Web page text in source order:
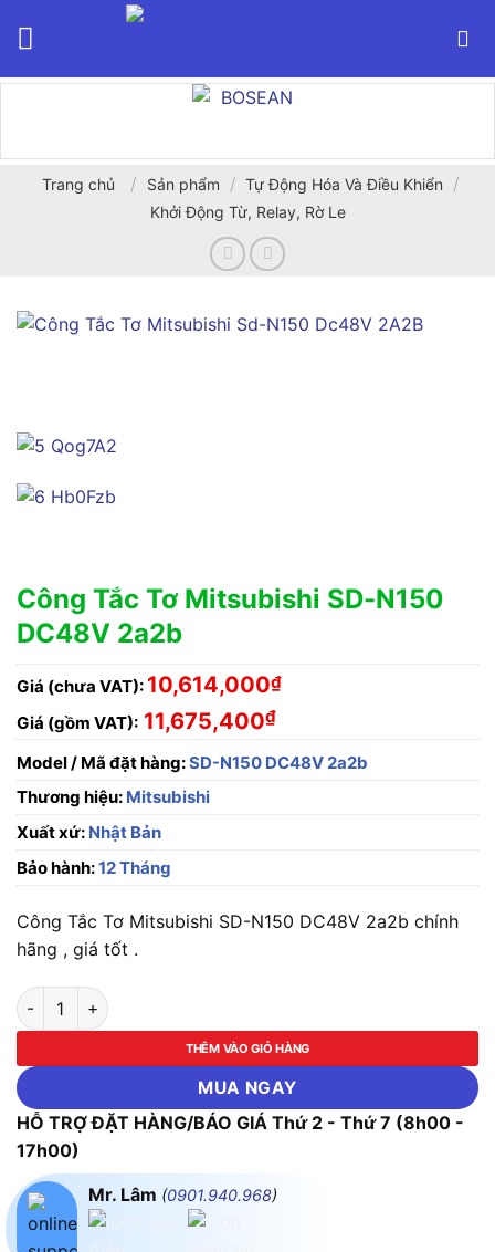
Trang chủ / Sản phẩm / Tự Động Hóa Và Điều Khiển /
Khởi Động Từ, Relay, Rờ Le
Công Tắc Tơ Mitsubishi SD-N150
DC48V 2a2b
Giá (chưa VAT): 10,614,000₫
Giá (gồm VAT): 11,675,400₫
Model / Mã đặt hàng:SD-N150 DC48V 2a2b
Thương hiệu: Mitsubishi
Xuất xứ: Nhật Bản
Bảo hành:12 Tháng
Công Tắc Tơ Mitsubishi SD-N150 DC48V 2a2b chính
hãng , giá tốt .
Công Tắc Tơ Mitsubishi SD-N150 DC48V 2a2b số lượng
THÊM VÀO GIỎ HÀNG
MUA NGAY
HỖ TRỢ ĐẶT HÀNG/BÁO GIÁ Thứ 2 - Thứ 7 (8h00 -
17h00)
Mr. Lâm (0901.940.968)